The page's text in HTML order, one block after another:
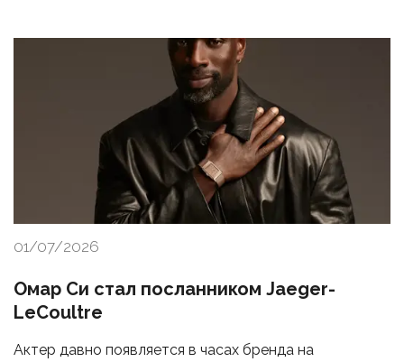
01/07/2026
Омар Си стал посланником Jaeger-
LeCoultre
Актер давно появляется в часах бренда на